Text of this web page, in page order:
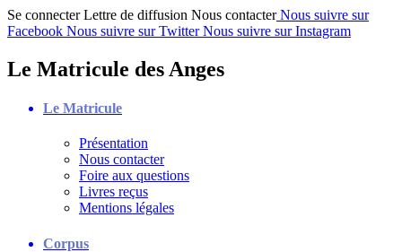
Se connecter Lettre de diffusion Nous contacter Nous suivre sur
Facebook Nous suivre sur Twitter Nous suivre sur Instagram
Le Matricule des Anges
Le Matricule
Présentation
Nous contacter
Foire aux questions
Livres reçus
Mentions légales
Corpus